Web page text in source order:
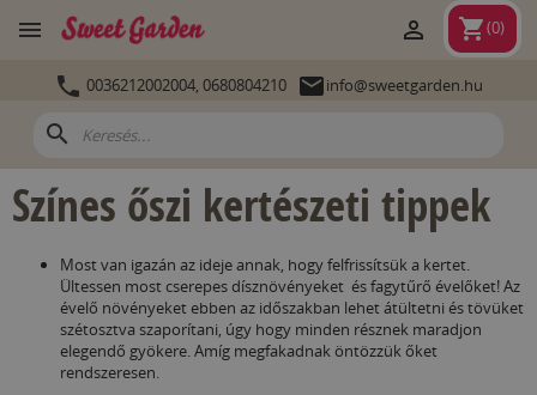
 shopping_cart(0)

 0036212002004, 0680804210 info@sweetgarden.hu
search
Színes őszi kertészeti tippek
Most van igazán az ideje annak, hogy felfrissítsük a kertet.
Ültessen most cserepes dísznövényeket és fagytűrő évelőket! Az
évelő növényeket ebben az időszakban lehet átültetni és tövüket
szétosztva szaporítani, úgy hogy minden résznek maradjon
elegendő gyökere. Amíg megfakadnak öntözzük őket
rendszeresen.